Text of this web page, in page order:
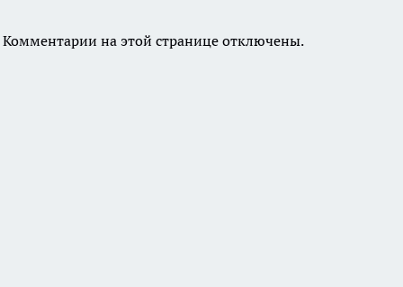
Комментарии на этой странице отключены.